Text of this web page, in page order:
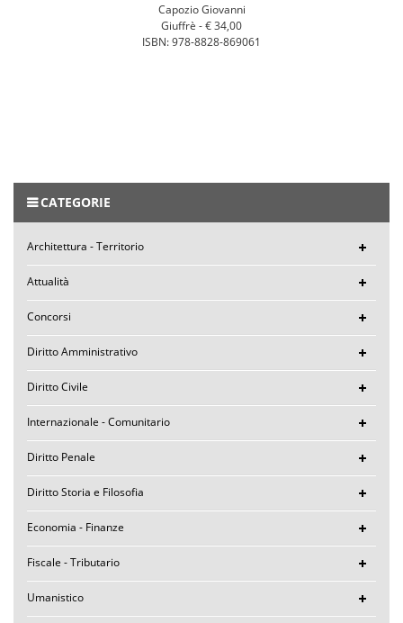
Capozio Giovanni
Giuffrè -€ 34,00
ISBN: 978-8828-869061
CATEGORIE
Architettura - Territorio
Attualità
Concorsi
Diritto Amministrativo
Diritto Civile
Internazionale - Comunitario
Diritto Penale
Diritto Storia e Filosofia
Economia - Finanze
Fiscale - Tributario
Umanistico